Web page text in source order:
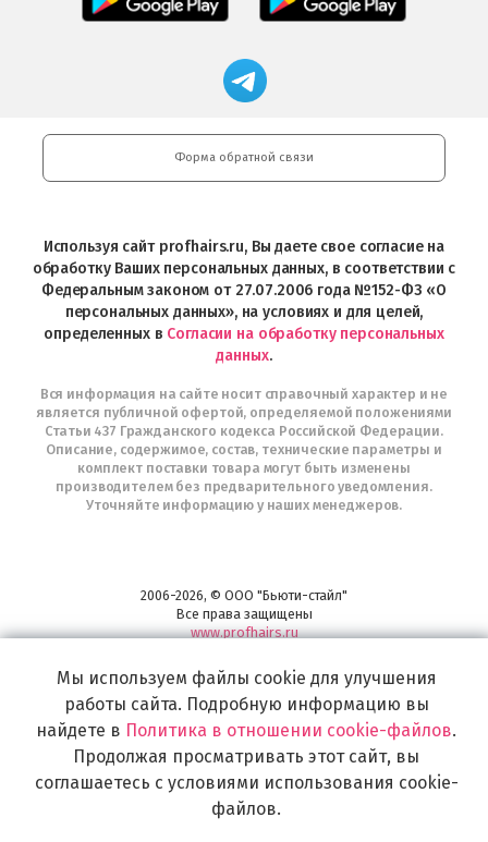
загрузить
приложение
Professional
загрузить
Play
в
приложение
Магазин
профессиональной
Professional
и
Интернет-
Telegram
Форма обратной связи
Используя сайт profhairs.ru, Вы даете свое согласие на
обработку Ваших персональных данных, в соответствии с
Федеральным законом от 27.07.2006 года №152-ФЗ «О
персональных данных», на условиях и для целей,
определенных в Согласии на обработку персональных
данных.
Вся информация на сайте носит справочный характер и не
является публичной офертой, определяемой положениями
Статьи 437 Гражданского кодекса Российской Федерации.
Описание, содержимое, состав, технические параметры и
комплект поставки товара могут быть изменены
производителем без предварительного уведомления.
Уточняйте информацию у наших менеджеров.
2006-2026, © ООО "Бьюти-стайл"
Все права защищены
www.profhairs.ru
воплощения
самых изысканных и необычных идей по созданию Вашего образа и стиля.
Мы используем файлы cookie для улучшения
работы сайта. Подробную информацию вы
найдете в Политика в отношении cookie-файлов.
Продолжая просматривать этот сайт, вы
соглашаетесь с условиями использования cookie-
файлов.